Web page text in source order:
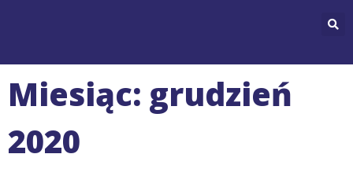
Miesiąc: grudzień
2020